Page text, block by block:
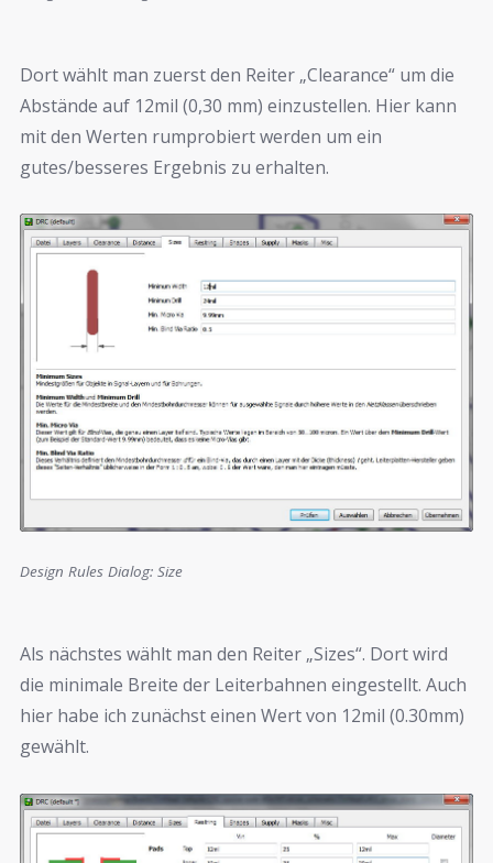
Dort wählt man zuerst den Reiter „Clearance“ um die
Abstände auf 12mil (0,30 mm) einzustellen. Hier kann
mit den Werten rumprobiert werden um ein
gutes/besseres Ergebnis zu erhalten.
Design Rules Dialog: Size
Als nächstes wählt man den Reiter „Sizes“. Dort wird
die minimale Breite der Leiterbahnen eingestellt. Auch
hier habe ich zunächst einen Wert von 12mil (0.30mm)
gewählt.